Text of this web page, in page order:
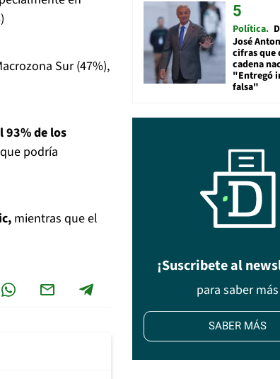
Sur (47%),
93% de los
podría
mientras que el
Política
José
cifras que
cadena
"Entregó
falsa"
¡Suscribete al
para saber más
SABER MÁS